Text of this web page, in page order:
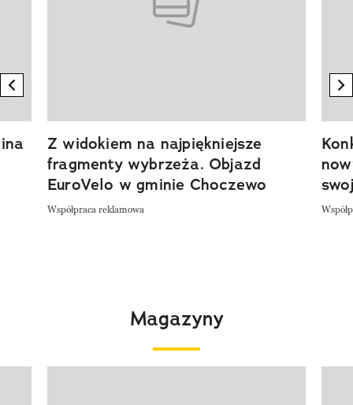
previous element
Z widokiem na najpiękniejsze
fragmenty wybrzeża. Objazd
EuroVelo w gminie Choczewo
Współpraca reklamowa
Magazyny